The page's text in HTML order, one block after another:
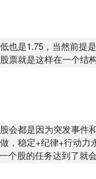
速
也是1.75，当然前提
票就是这样在一个结
亚已经没有多少人会
技术支持）
会都是因为突发事
，稳定+纪律+行动
个股的任务达到了就